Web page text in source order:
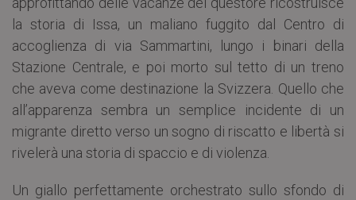
la storia di Issa, un maliano fuggito dal Centro di
accoglienza di via Sammartini, lungo i binari della
Stazione Centrale, e poi morto sul tetto di un treno
che aveva come destinazione la Svizzera. Quello che
all’apparenza sembra un semplice incidente di un
migrante diretto verso un sogno di riscatto e libertà si
rivelerà una storia di spaccio e di violenza.
Un giallo perfettamente orchestrato sullo sfondo di